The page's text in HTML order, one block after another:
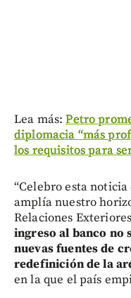
Lea más:Petro
diplomacia “más
los requisitos para
“Celebro esta
amplía nuestro
Relaciones
ingreso al banco no
nuevas fuentes de
redefinición de la
en la que el país